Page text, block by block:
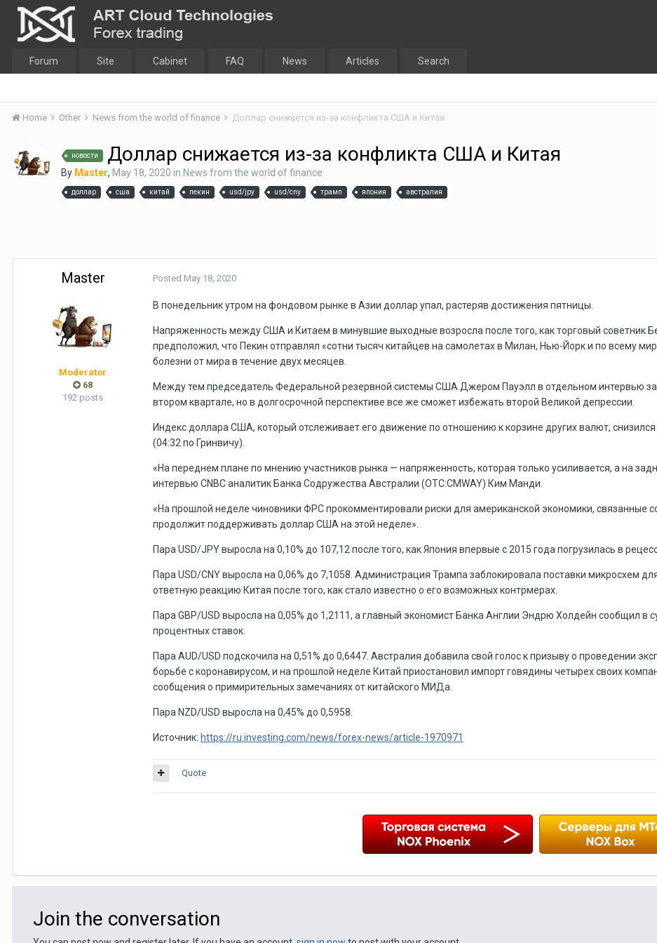
Forum Site Cabinet FAQ News Articles Search
Home Other News from the world of finance Доллар снижается из-за конфликта США и Китая
новости Доллар снижается из-за конфликта США и Китая
By Master, May 18, 2020 in News from the world of finance
доллар сша китай пекин usd/jpy usd/cny трамп япония австралия
Master
Moderator
68
192 posts
Posted May 18, 2020
В понедельник утром на фондовом рынке в Азии доллар упал, растеряв достижения пятницы.
Напряженность между США и Китаем в минувшие выходные возросла после того, как торговый советник
предположил, что Пекин отправлял «сотни тысяч китайцев на самолетах в Милан, Нью-Йорк и по всему
болезни от мира в течение двух месяцев.
Между тем председатель Федеральной резервной системы США Джером Пауэлл в отдельном интервью
втором квартале, но в долгосрочной перспективе все же сможет избежать второй Великой депрессии.
Индекс доллара США, который отслеживает его движение по отношению к корзине других валют,
(04:32 по Гринвичу).
«На переднем плане по мнению участников рынка — напряженность, которая только усиливается, а на
интервью CNBC аналитик Банка Содружества Австралии (OTC:CMWAY) Ким Манди.
«На прошлой неделе чиновники ФРС прокомментировали риски для американской экономики, связанные
продолжит поддерживать доллар США на этой неделе».
Пара USD/JPYвыросла на 0,10% до 107,12 после того, как Япония впервые с 2015 года погрузилась в
Пара USD/CNYвыросла на 0,06% до 7,1058. Администрация Трампа заблокировала поставки микросхем
ответную реакцию Китая после того, как стало известно о его возможных контрмерах.
Пара GBP/USD выросла на 0,05% до 1,2111, а главный экономист Банка Англии Эндрю Холдейн сообщил в
процентных ставок.
Пара AUD/USD подскочила на 0,51% до 0,6447. Австралия добавила свой голос к призыву о проведении
борьбе с коронавирусом, и на прошлой неделе Китай приостановил импорт говядины четырех своих
сообщения о примирительных замечаниях от китайского МИДа.
Пара NZD/USD выросла на 0,45% до 0,5958.
Источник: https://ru.investing.com/news/forex-news/article-1970971
Quote
Join the conversation